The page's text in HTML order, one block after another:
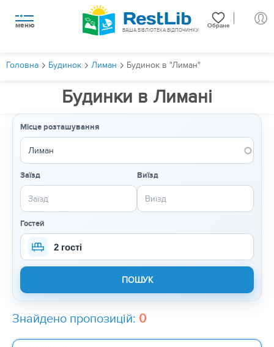
меню Обране
ВАША БІБЛІОТЕКА ВІДПОЧИНКУ
Головна Будинок Лиман Будинок в "Лиман"
Будинки в Лимані
Місце розташування
Заїзд Виїзд
Гостей
2 гості
Знайдено пропозицій: 0